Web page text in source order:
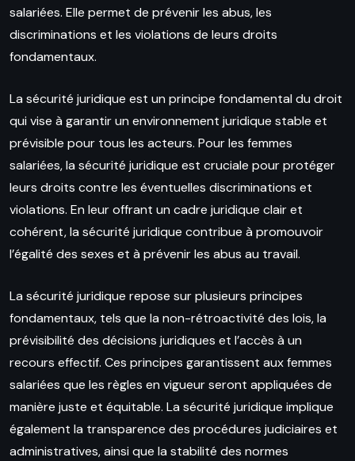
salariées. Elle permet de prévenir les abus, les
discriminations et les violations de leurs droits
fondamentaux.
La sécurité juridique est un principe fondamental du droit
qui vise à garantir un environnement juridique stable et
prévisible pour tous les acteurs. Pour les femmes
salariées, la sécurité juridique est cruciale pour protéger
leurs droits contre les éventuelles discriminations et
violations. En leur offrant un cadre juridique clair et
cohérent, la sécurité juridique contribue à promouvoir
l’égalité des sexes et à prévenir les abus au travail.
La sécurité juridique repose sur plusieurs principes
fondamentaux, tels que la non-rétroactivité des lois, la
prévisibilité des décisions juridiques et l’accès à un
recours effectif. Ces principes garantissent aux femmes
salariées que les règles en vigueur seront appliquées de
manière juste et équitable. La sécurité juridique implique
également la transparence des procédures judiciaires et
administratives, ainsi que la stabilité des normes